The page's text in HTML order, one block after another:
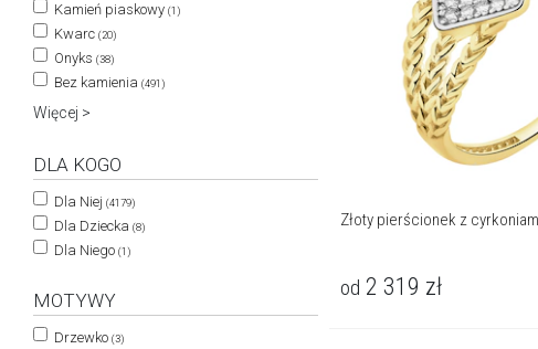
Kamień piaskowy (1)
Kwarc (20)
Onyks (38)
Bez kamienia (491)
Więcej >
DLA KOGO
Dla Niej (4179)
Dla Dziecka (8)
Dla Niego (1)
MOTYWY
Drzewko (3)
Złoty pierścionek z
od 2 319 zł